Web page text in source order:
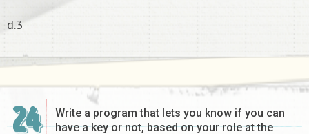
d.3
24
Write a program that lets you know if you can
have a key or not, based on your role at the